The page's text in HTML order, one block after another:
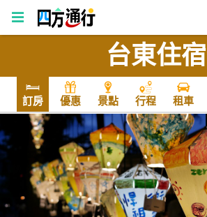
方
通
行
台
台東住宿
訂房 優惠 景點 行程 租車